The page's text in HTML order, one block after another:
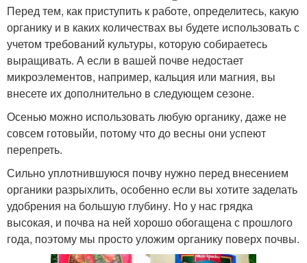
Перед тем, как приступить к работе, определитесь, какую
органику и в каких количествах вы будете использовать с
учетом требований культуры, которую собираетесь
выращивать. А если в вашей почве недостает
микроэлементов, например, кальция или магния, вы
внесете их дополнительно в следующем сезоне.
Осенью можно использовать любую органику, даже не
совсем готовыйи, потому что до весны они успеют
перепреть.
Сильно уплотнившуюся почву нужно перед внесением
органики разрыхлить, особенно если вы хотите заделать
удобрения на большую глубину. Но у нас грядка
высокая, и почва на ней хорошо обогащена с прошлого
года, поэтому мы просто уложим органику поверх почвы.